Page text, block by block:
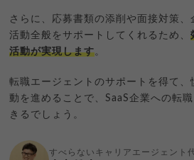
さらに、応募書類の添削や面接対策
活動全般をサポートしてくれるため、
活動が実現します。
転職エージェントのサポートを得て、
動を進めることで、SaaS企業への転
きるでしょう。
すべらないキャリアエージェント